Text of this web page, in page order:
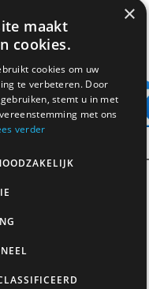
AUDIO
International BV
×
maakt
cookies.
cookies om uw
te verbeteren. Door
stemt u in met
met ons
verder